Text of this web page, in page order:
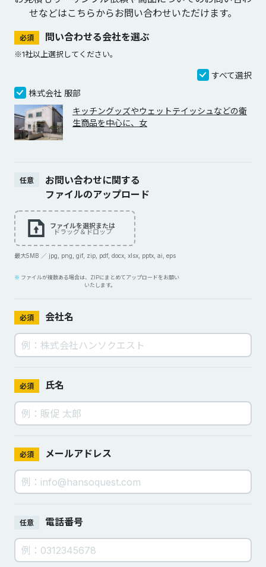
せなどは こちらからお問い合わせいただけます。
必須 問い合わせる会社を選ぶ
※1社以上選択してください。
すべて選択
株式会社 服部
キッチングッズやウェットテイッシュなどの衛
生商品を中心に、女
任意
お問い合わせに関する
ファイルのアップロード
ファイルを選択または
ドラッグ＆ドロップ
最大5MB ／ jpg, png, gif, zip, pdf, docx, xlsx, pptx, ai, eps
ファイルが複数ある場合は、ZIPにまとめてアップロードをお願い
いたします。
必須 会社名
必須 氏名
必須 メールアドレス
任意 電話番号